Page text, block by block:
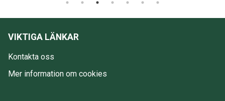
VIKTIGA LÄNKAR
Kontakta oss
Mer information om cookies